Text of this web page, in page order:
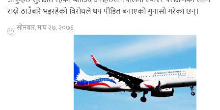
राख्ने ठाउँबारे भइरहेको विरोधले थप पीडित बनाएको गुनासो गरेका छन्।
सोमबार, माघ २७, २०७६